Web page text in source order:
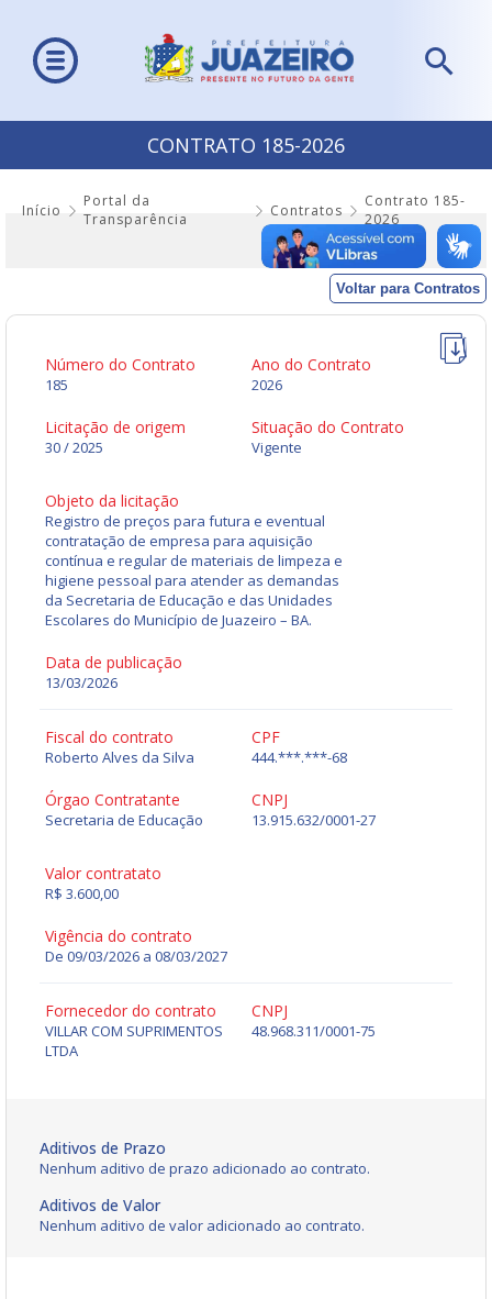
CONTRATO 185-2026
Início
Portal da
Transparência
Contratos
Contrato 185-
2026
Voltar para Contratos
Número do Contrato
185
Ano do Contrato
2026
Licitação de origem
30 / 2025
Situação do Contrato
Vigente
Objeto da licitação
Registro de preços para futura e eventual
contratação de empresa para aquisição
contínua e regular de materiais de limpeza e
higiene pessoal para atender as demandas
da Secretaria de Educação e das Unidades
Escolares do Município de Juazeiro – BA.
Data de publicação
13/03/2026
Fiscal do contrato
Roberto Alves da Silva
CPF
444.***.***-68
Órgao Contratante
Secretaria de Educação
CNPJ
13.915.632/0001-27
Valor contratato
R$ 3.600,00
Vigência do contrato
De 09/03/2026 a 08/03/2027
Fornecedor do contrato
VILLAR COM SUPRIMENTOS
LTDA
CNPJ
48.968.311/0001-75
Aditivos de Prazo
Nenhum aditivo de prazo adicionado ao contrato.
Aditivos de Valor
Nenhum aditivo de valor adicionado ao contrato.